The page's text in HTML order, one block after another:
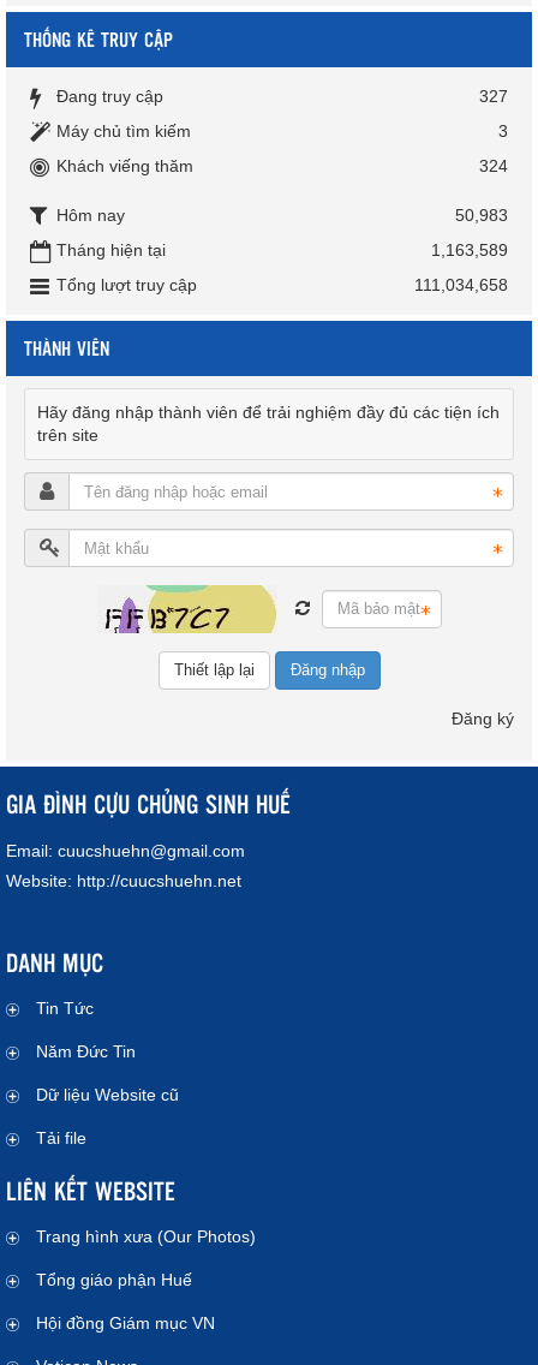
THỐNG KÊ TRUY CẬP
Đang truy cập
327
Máy chủ tìm kiếm
3
Khách viếng thăm
324
Hôm nay
50,983
Tháng hiện tại
1,163,589
Tổng lượt truy cập
111,034,658
THÀNH VIÊN
Hãy đăng nhập thành viên để trải nghiệm đầy đủ các tiện ích
trên site
Đăng nhập
Đăng ký
GIA ĐÌNH CỰU CHỦNG SINH HUẾ
Email: cuucshuehn@gmail.com
Website: http://cuucshuehn.net
DANH MỤC
Tin Tức
Năm Đức Tin
Dữ liệu Website cũ
Tải file
LIÊN KẾT WEBSITE
Trang hình xưa (Our Photos)
Tổng giáo phận Huế
Hội đồng Giám mục VN